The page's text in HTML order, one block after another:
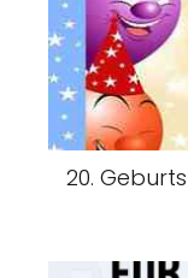
20.